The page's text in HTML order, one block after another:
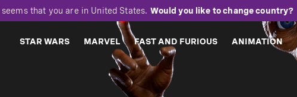
seems that you are in United States. Would you like to change country?
STAR WARS MARVEL FAST AND FURIOUS ANIMATION